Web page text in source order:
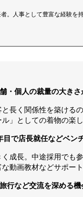
。人事として豊富な経験を
・個人の裁量の大きさ
長く関係性を築ける
ル」としての着物の楽
目で店長就任などベン
成長。中途採用でも
動画教材などサポー
行など交流を深める機